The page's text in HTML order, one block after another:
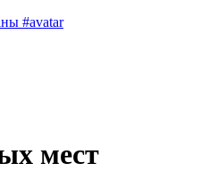
#avatar
мест